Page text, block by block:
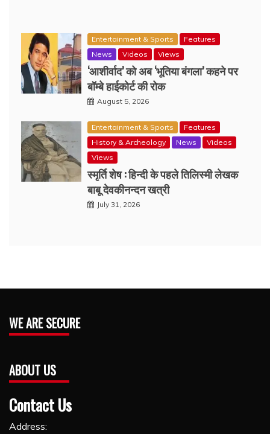
Entertainment & Sports
Features
News
Videos Views
‘आशीर्वाद’ को अब ‘भूतिया बंगला’ कहने पर
बॉम्बे हाईकोर्ट की रोक
August 5, 2026
Entertainment & Sports
Features
History & Archeology
News
Videos
Views
स्मृर्ति शेष : हिन्दी के पहले तिलिस्मी लेखक
बाबू देवकीनन्दन खत्री
July 31, 2026
WE ARE SECURE
ABOUT US
Contact Us
Address: